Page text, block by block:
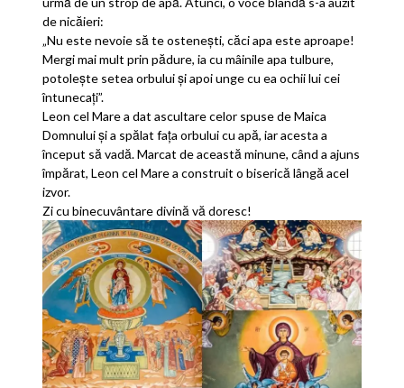
de nicăieri:
„Nu este nevoie să te osteneşti, căci apa este aproape!
Mergi mai mult prin pădure, ia cu mâinile apa tulbure,
potoleşte setea orbului şi apoi unge cu ea ochii lui cei
întunecaţi”.
Leon cel Mare a dat ascultare celor spuse de Maica
Domnului și a spălat fața orbului cu apă, iar acesta a
început să vadă. Marcat de această minune, când a ajuns
împărat, Leon cel Mare a construit o biserică lângă acel
izvor.
Zi cu binecuvântare divină vă doresc!